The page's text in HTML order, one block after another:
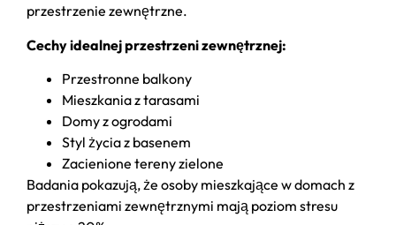
przestrzenie zewnętrzne.
Cechy idealnej przestrzeni zewnętrznej:
Przestronne balkony
Mieszkania z tarasami
Domy z ogrodami
Styl życia z basenem
Zacienione tereny zielone
Badania pokazują, że osoby mieszkające w domach z
przestrzeniami zewnętrznymi mają poziom stresu